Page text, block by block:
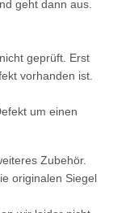
geht dann aus.
geprüft. Erst
vorhanden ist.
um einen
Zubehör.
originalen Siegel